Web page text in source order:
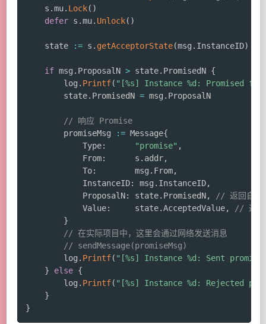
	s
.mu. Lock( )
defer s .mu. Unlock( )
	state
:= s . getAcceptorState(msg . InstanceID)
if msg . ProposalN > state. PromisedN {
		log
. Printf( "[%s] Instance %d: Promised for
		state
. PromisedN = msg . ProposalN
// 响应 Promise
		promiseMsg
:= Message{
			Type
: "promise" ,
			From
:
      s
. addr,
			To
:
        msg
. From,
			InstanceID
: msg . InstanceID,
			ProposalN
: state. PromisedN,
// 返回自己
			Value
:
     state
.AcceptedValue,
// 返回
}
// 在实际项目中，这里会通过网络发送消息
// sendMessage(promiseMsg)
		log
. Printf( "[%s] Instance %d: Sent promise
}
else {
		log
. Printf( "[%s] Instance %d: Rejected
}
}